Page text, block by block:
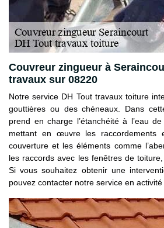
Couvreur zingueur à
travaux sur 08220
Notre service DH Tout travaux toiture
gouttières ou des chéneaux. Dans
prend en charge l’étanchéité à l’eau
mettant en œuvre les raccordements
couverture et les éléments comme
les raccords avec les fenêtres de
Si vous souhaitez obtenir une
pouvez contacter notre service en activité